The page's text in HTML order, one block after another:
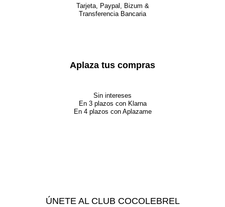
Tarjeta, Paypal, Bizum &
Transferencia Bancaria
Aplaza tus compras
Sin intereses
En 3 plazos con Klarna
En 4 plazos con Aplazame
ÚNETE AL CLUB COCOLEBREL